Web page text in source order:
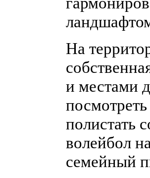
На
и местами
полистать
волейбол
семейный